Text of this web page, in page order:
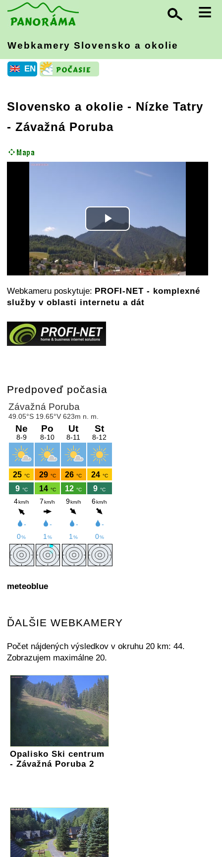
≡
Webkamery Slovensko a okolie
EN
Slovensko a okolie - Nízke Tatry
- Závažná Poruba
Play
Video
Webkameru poskytuje: PROFI-NET - komplexné
služby v oblasti internetu a dát
Predpoveď počasia
meteoblue
ĎALŠIE WEBKAMERY
Počet nájdených výsledkov v okruhu 20 km: 44.
Zobrazujem maximálne 20.
Opalisko Ski centrum
- Závažná Poruba 2